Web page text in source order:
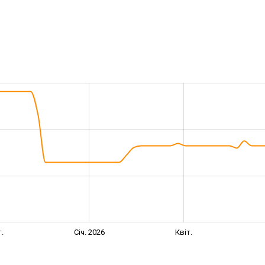
Січ. 2026 Квіт.